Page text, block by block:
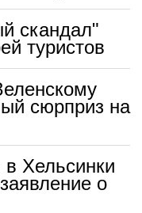
скандал"
туристов
сюрприз на
Хельсинки
о